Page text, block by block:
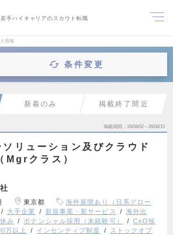
若手ハイキャリアのスカウト転職
情報
条件変更
新着のみ 掲載終了間近
掲載期間 26/08/02～26/08/15
リューション及びクラウド
Mgrクラス）
東京都
海外展開あり（日系グロー
大手企業 新規事業・新サービス
海外出
み ポテンシャル採用（未経験可）
CxO候
万以上 インセンティブ制度
ストックオプ